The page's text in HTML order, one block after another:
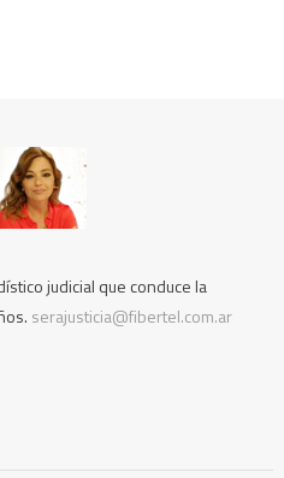
judicial que conduce la
serajusticia@fibertel.com.ar